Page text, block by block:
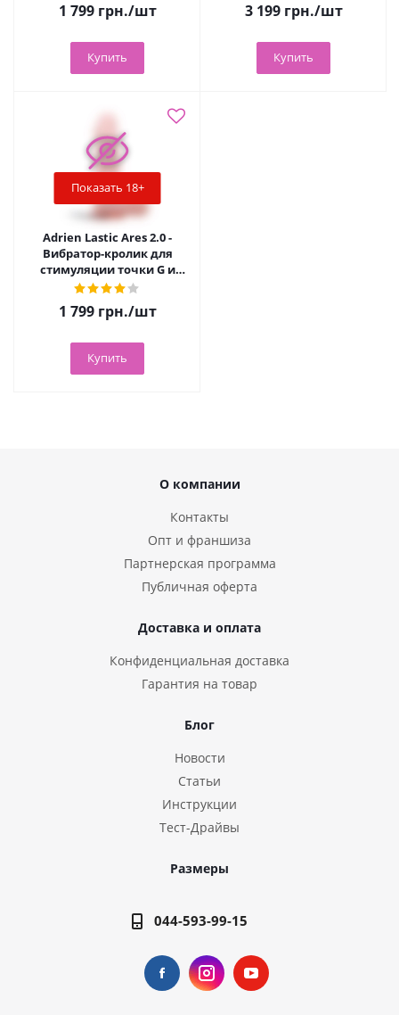
1 799грн./шт
Купить
3 199грн./шт
Купить
Показать 18+
Adrien Lastic Ares 2.0 -
Вибратор-кролик для
стимуляции точки G и
клитора, 20.6х3.8 см
1 799грн./шт
Купить
О компании
Контакты
Опт и франшиза
Партнерская программа
Публичная оферта
Доставка и оплата
Конфиденциальная доставка
Гарантия на товар
Блог
Новости
Статьи
Инструкции
Тест-Драйвы
Размеры
044-593-99-15